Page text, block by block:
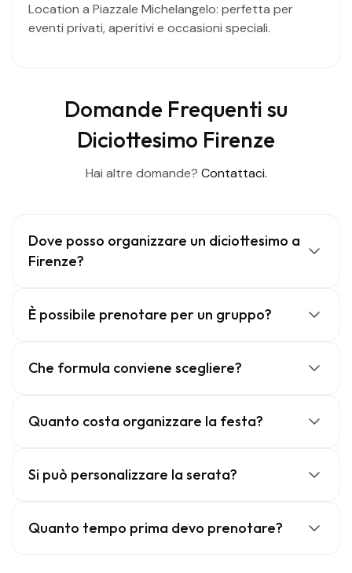
Location a Piazzale Michelangelo: perfetta per
eventi privati, aperitivi e occasioni speciali.
Domande Frequenti su
Diciottesimo Firenze
Hai altre domande? Contattaci.
Dove posso organizzare un diciottesimo a
Firenze?
È possibile prenotare per un gruppo?
Che formula conviene scegliere?
Quanto costa organizzare la festa?
Si può personalizzare la serata?
Quanto tempo prima devo prenotare?